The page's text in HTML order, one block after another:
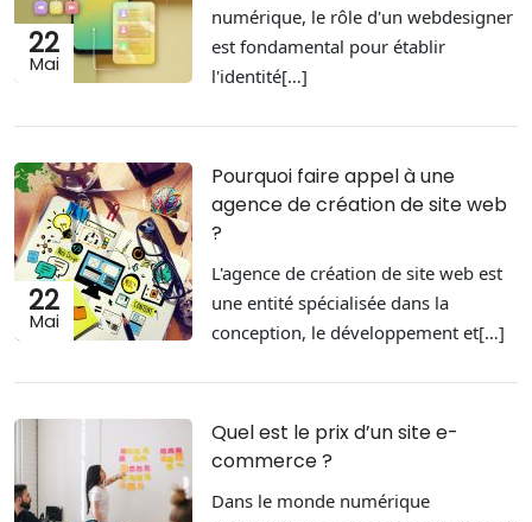
22
Mai
numérique, le rôle d'un webdesigner
est fondamental pour établir
l'identité[…]
22
Mai
Pourquoi faire appel à une
agence de création de site web
?
L'agence de création de site web est
une entité spécialisée dans la
conception, le développement et[…]
Quel est le prix d’un site e-
commerce ?
Dans le monde numérique